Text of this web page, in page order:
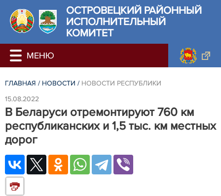
ОСТРОВЕЦКИЙ РАЙОННЫЙ
ИСПОЛНИТЕЛЬНЫЙ
КОМИТЕТ
ГЛАВНАЯ / НОВОСТИ / НОВОСТИ РЕСПУБЛИКИ
15.08.2022
В Беларуси отремонтируют 760 км
республиканских и 1,5 тыс. км местных
дорог